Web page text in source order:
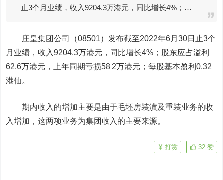
止3个月业绩，收入9204.3万港元，同比增长4%；…
庄皇集团公司
（08501）发布截至2022年6月30日止3个
月业绩，收入9204.3万港元，同比增长4%；股东应占溢利
62.6万港元，上年同期亏损58.2万港元；每股基本盈利0.32
港仙。
期内收入的增加主要是由于毛坯房装潢及重装业务的收
入增加，这两项业务为集团收入的主要来源。
32 赞
打赏